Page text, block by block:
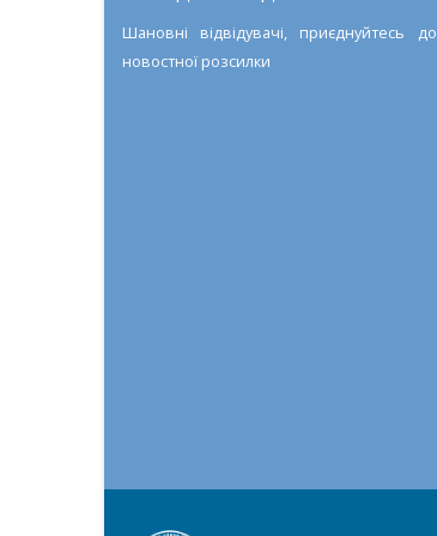
Шановні відвідувачі, приєднуйтесь до
новостної розсилки